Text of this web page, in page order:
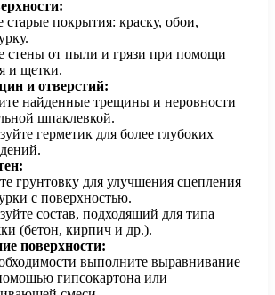
старые покрытия: краску, обои,
стены от пыли и грязи при помощи
и щетки.
и отверстий:
найденные трещины и неровности
шпаклевкой.
герметик для более глубоких
грунтовку для улучшения сцепления
с поверхностью.
состав, подходящий для типа
(бетон, кирпич и др.).
поверхности:
выполните выравнивание
гипсокартона или